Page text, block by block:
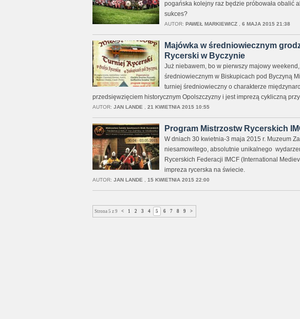
pogańska kolejny raz będzie próbowała obalić
sukces?
AUTOR: PAWEŁ MARKIEWICZ, 6 MAJA 2015 21:38
Majówka w średniowiecznym
Rycerski w Byczynie
Już niebawem, bo w pierwszy majowy
średniowiecznym w Biskupicach pod Byczyną
turniej średniowieczny o charakterze
przedsięwzięciem historycznym Opolszczyzny i jest imprezą cykliczną
AUTOR: JAN LANDE 21 KWIETNIA 2015 10:55
Program Mistrzostw Rycerskich
W dniach 30 kwietnia-3 maja 2015 r. Muzeum
niesamowitego, absolutnie unikalnego
Rycerskich Federacji IMCF (International
impreza rycerska na świecie.
AUTOR: JAN LANDE 15 KWIETNIA 2015 22:00
Strona 5 z 9 < 1 2 3 4 5 6 7 8 9 >